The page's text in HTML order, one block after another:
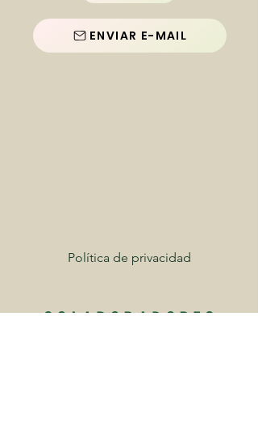
ENVIAR E-MAIL
Política de privacidad
COLABORADORES